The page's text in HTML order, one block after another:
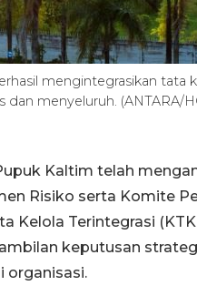
mengintegrasikan tata
dan menyeluruh. (ANTARA/
Kaltim telah
Risiko serta Komite
Kelola Terintegrasi
keputusan
organisasi.